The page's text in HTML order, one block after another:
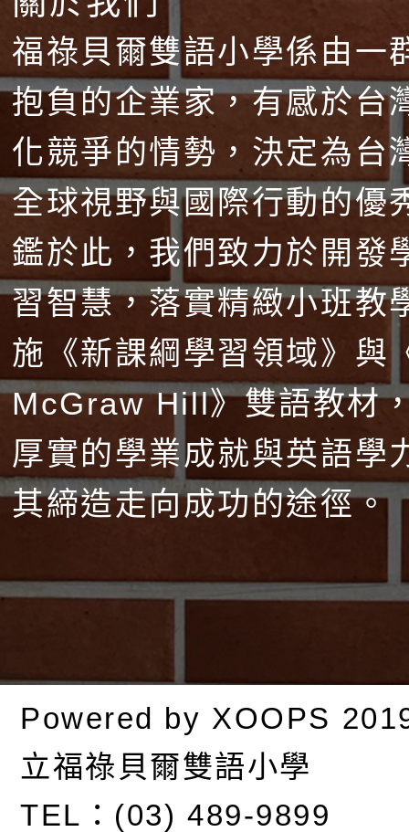
福祿貝爾雙語小學係由一
抱負的企業家，有感於台
化競爭的情勢，決定為台
全球視野與國際行動的優
鑑於此，我們致力於開發
習智慧，落實精緻小班教
施《新課綱學習領域》與
McGraw Hill》雙語教材
厚實的學業成就與英語學
其締造走向成功的途徑。
Powered by XOOPS
立福祿貝爾雙語小學
TEL：(03) 489-9899